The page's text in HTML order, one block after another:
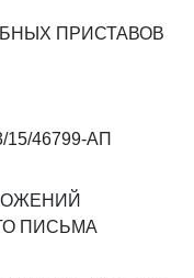
ПРИСТАВОВ
15/46799-АП
ПИСЬМА